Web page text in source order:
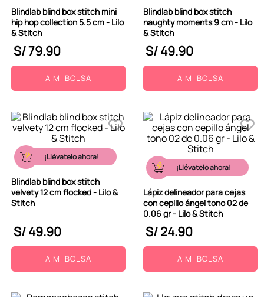
Blindlab blind box stitch mini
hip hop collection 5.5 cm - Lilo
& Stitch
S/79.90
A MI BOLSA
Blindlab blind box stitch
naughty moments 9 cm - Lilo
& Stitch
S/49.90
A MI BOLSA
¡Llévatelo ahora!
Blindlab blind box stitch
velvety 12 cm flocked - Lilo &
Stitch
S/49.90
A MI BOLSA
¡Llévatelo ahora!
Lápiz delineador para cejas
con cepillo ángel tono 02 de
0.06 gr - Lilo & Stitch
S/24.90
A MI BOLSA